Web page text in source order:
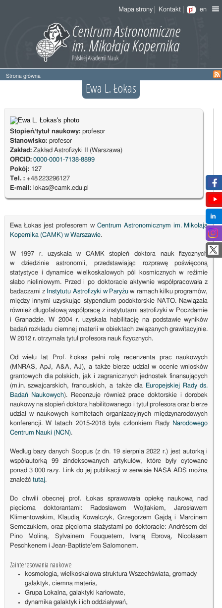
Mapa strony Kontakt pl en
Strona główna
Ewa L. Łokas
Stopień/tytuł naukowy: profesor
Stanowisko: profesor
Zakład:Zakład Astrofizyki II (Warszawa)
ORCID: 0000-0001-7138-8899
Pokój: 127
Tel. : +48 223296127
E-mail: lokas@camk.edu.pl
Ewa Łokas jest profesorem wCentrum Astronomicznym im. Mikołaja
Kopernika (CAMK) w Warszawie.
W 1997 r. uzyskała w CAMK stopień doktora nauk fizycznych
w dziedzinie astronomii, przedstawiając rozprawę poświęconą
statystyce i dynamice wielkoskalowych pól kosmicznych w reżimie
słabo nieliniowym. Przed i po doktoracie aktywnie współpracowała z
badaczami z Instytutu Astrofizyki w Paryżu w ramach kilku programów,
między innymi uzyskując stypendium podoktorskie NATO. Nawiązała
również długofalową współpracę z instytutami astrofizyki w Poczdamie
i Granadzie. W 2004 r. uzyskała habilitację na podstawie wyników
badań rozkładu ciemnej materii w obiektach związanych grawitacyjnie.
W 2012 r. otrzymała tytuł profesora nauk fizycznych.
Od wielu lat Prof. Łokas pełni rolę recenzenta prac naukowych
(MNRAS, ApJ, A&A, AJ), a także bierze udział w ocenie wniosków
grantowych dla polskich, jak i zagranicznych jednostek finansujących
(m.in. szwajcarskich, francuskich, a także dla
Europejskiej Rady ds.
Badań Naukowych). Recenzuje również prace doktorskie i dorobek
naukowy na stopień doktora habilitowanego i tytuł profesora oraz bierze
udział w naukowych komitetach organizacyjnych międzynarodowych
konferencji. W latach 2015-2018 była członkiem Rady
Narodowego
Centrum Nauki (NCN).
Według bazy danych Scopus (z dn. 19 sierpnia 2022 r.) jest autorką i
współautorką 99 zindeksowanych artykułów, które były cytowane
ponad 3 000 razy. Link do jej publikacji w serwisie NASA ADS można
znaleźć tutaj.
Do chwili obecnej prof. Łokas sprawowała opiekę naukową nad
pięcioma doktorantami: Radosławem Wojtakiem, Jarosławem
Klimentowskim, Klaudią Kowalczyk, Grzegorzem Gajdą i Marcinem
Semczukiem, oraz pięcioma stażystami po doktoracie: Andrésem del
Pino Moliną, Sylvainem Fouquetem, Ivaną Ebrovą, Nicolasem
Peschkenem i Jean-Baptiste’em Salomonem.
Zainteresowania naukowe
kosmologia, wielkoskalowa struktura Wszechświata, gromady
galaktyk, ciemna materia,
Grupa Lokalna, galaktyki karłowate,
dynamika galaktyk i ich oddziaływań,